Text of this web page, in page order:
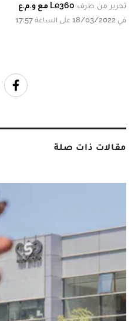
تحرير من طرف Le360 مع و.م.ع
في 18/03/2022 على الساعة 17:57
مقالات ذات صلة